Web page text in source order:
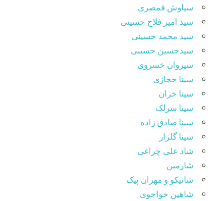
سیاوش قمصری
سید امیر فلاح حسینی
سید محمد حسینی
سیدحسین حسینی
سیروان خسروی
سینا حجازی
سینا خزان
سینا سرلک
سینا صادق زاده
سینا گلزار
شاد علی چراغی
شارمین
شانیکو و مهران پیک
شاهین خواجوی